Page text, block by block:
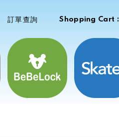
訂單查詢 Shopping Cart :